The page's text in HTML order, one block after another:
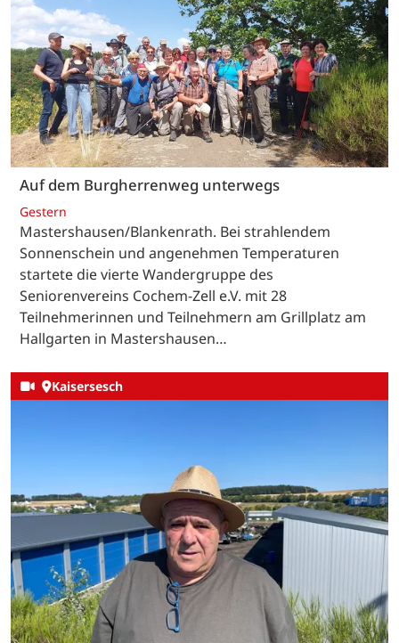
Auf dem Burgherrenweg unterwegs
Gestern
Mastershausen/Blankenrath. Bei strahlendem
Sonnenschein und angenehmen Temperaturen
startete die vierte Wandergruppe des
Seniorenvereins Cochem-Zell e.V. mit 28
Teilnehmerinnen und Teilnehmern am Grillplatz am
Hallgarten in Mastershausen…
Kaisersesch